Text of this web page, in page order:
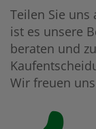
Teilen Sie uns
ist es unsere
beraten und
Wir freuen